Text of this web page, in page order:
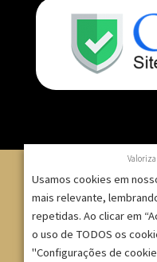
© 2007 – 2025 –
Japi, 1332 –
Usamos cookies em
mais relevante,
repetidas. Ao clicar em
o uso de TODOS os
"Configurações de